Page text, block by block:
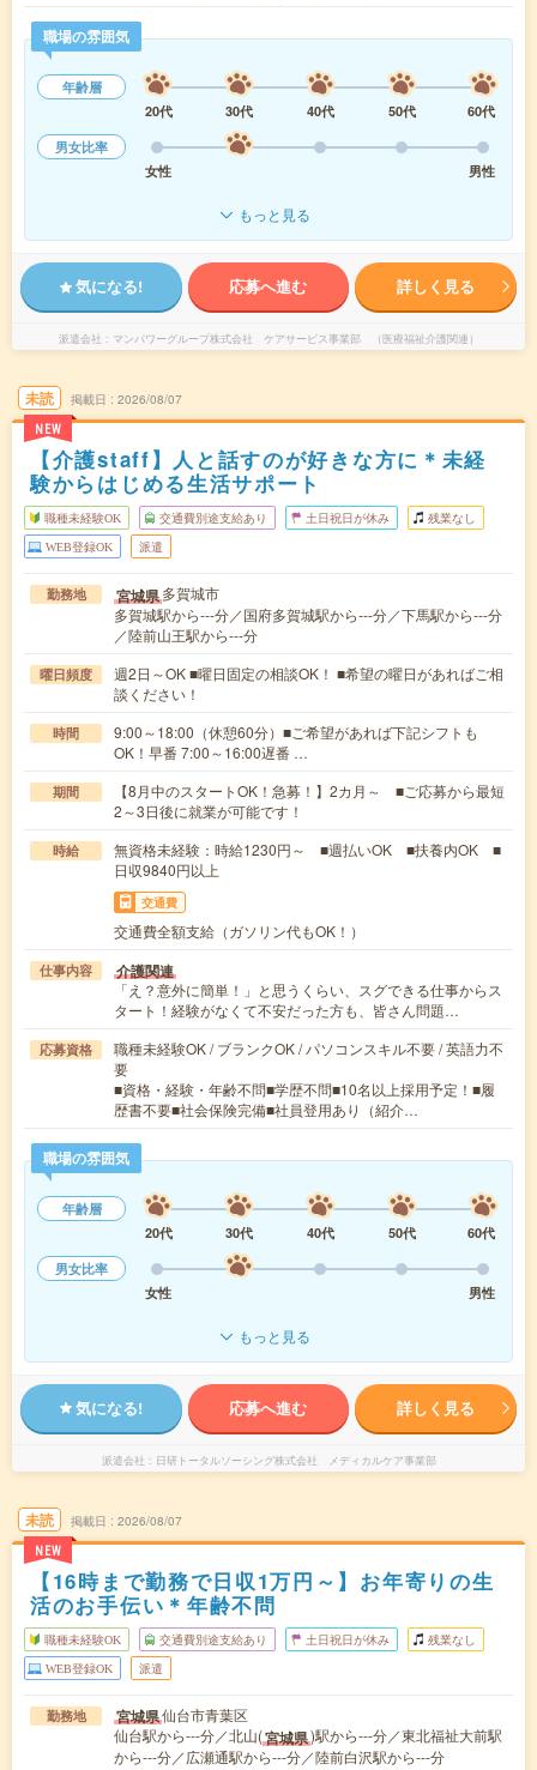
職場の雰囲気
年齢層
20代
30代 40代 50代
60代
男女比率
女性
男性
もっと見る
気になる! 応募へ進む 詳しく見る
派遣会社 マンパワーグループ株式会社 ケアサービス事業部 （医療福祉介護関連）
未読
NEW
掲載日 2026/08/07
【介護staff】人と話すのが好きな方に＊未経
験からはじめる生活サポート
職種未経験OK 交通費別途支給あり 土日祝日が休み 残業なし
WEB登録OK 派遣
勤務地 宮城県多賀城市
多賀城駅から---分／国府多賀城駅から---分／下馬駅から---分
／陸前山王駅から---分
曜日頻度
週2日～OK ■曜日固定の相談OK！ ■希望の曜日があればご相
談ください！
時間
9:00～18:00（休憩60分）■ご希望があれば下記シフトも
OK！早番 7:00～16:00遅番 …
期間
【8月中のスタートOK！急募！】2カ月～ ■ご応募から最短
2～3日後に就業が可能です！
時給
無資格未経験：時給1230円～ ■週払いOK ■扶養内OK ■
日収9840円以上
交通費
交通費全額支給（ガソリン代もOK！）
仕事内容 介護関連
「え？意外に簡単！」と思うくらい、スグできる仕事からス
タート！経験がなくて不安だった方も、皆さん問題…
応募資格
職種未経験OK / ブランクOK / パソコンスキル不要 / 英語力不
要
■資格・経験・年齢不問■学歴不問■10名以上採用予定！■履
歴書不要■社会保険完備■社員登用あり（紹介…
職場の雰囲気
年齢層
20代
30代 40代 50代
60代
男女比率
女性
男性
もっと見る
気になる! 応募へ進む 詳しく見る
派遣会社 日研トータルソーシング株式会社 メディカルケア事業部
未読
NEW
掲載日 2026/08/07
【16時まで勤務で日収1万円～】お年寄りの生
活のお手伝い＊年齢不問
職種未経験OK 交通費別途支給あり 土日祝日が休み 残業なし
WEB登録OK 派遣
勤務地 宮城県仙台市青葉区
仙台駅から---分／北山(宮城県)駅から---分／東北福祉大前駅
から---分／広瀬通駅から---分／陸前白沢駅から---分